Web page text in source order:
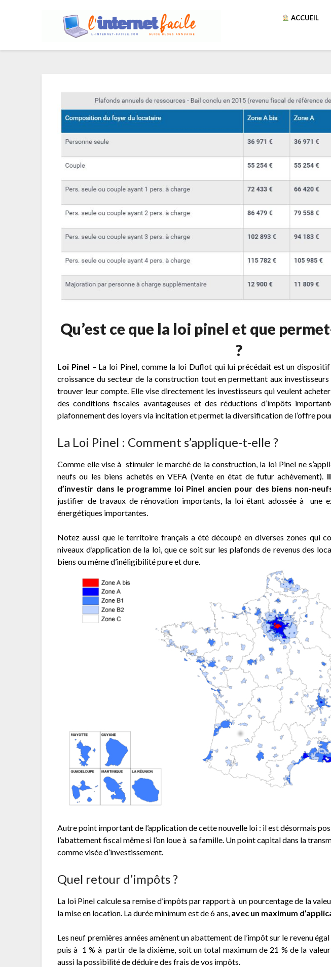
ACCUEIL
Qu’est ce que la loi pinel et que
?
Loi Pinel – La loi Pinel, comme la loi Duflot qui lui précédait est un
croissance du secteur de la construction tout en permettant aux investisseurs
trouver leur compte. Elle vise directement les investisseurs qui veulent
des conditions fiscales avantageuses et des réductions d’impôts
plafonnement des loyers via incitation et permet la diversification de l’offre
La Loi Pinel : Comment s’applique-t-elle ?
Comme elle vise à stimuler le marché de la construction, la loi Pinel ne
neufs ou les biens achetés en VEFA (Vente en état de futur achèvement).
d’investir dans le programme loi Pinel ancien pour des biens non-
justifier de travaux de rénovation importants, la loi étant adossée à une
énergétiques importantes.
Notez aussi que le territoire français a été découpé en diverses zones qui
niveaux d’application de la loi, que ce soit sur les plafonds de revenus des
biens ou même d’inéligibilité pure et dure.
Autre point important de l’application de cette nouvelle loi : il est désormais
l’abattement fiscal même si l’on loue à sa famille. Un point capital dans la
comme visée d’investissement.
Quel retour d’impôts ?
La loi Pinel calcule sa remise d’impôts par rapport à un pourcentage de la
la mise en location. La durée minimum est de 6 ans, avec un maximum
Les neuf premières années amènent un abattement de l’impôt sur le revenu
puis à 1 % à partir de la dixième, soit un total maximum de 21 % de la
aussi la possibilité de déduire des frais de vos impôts.